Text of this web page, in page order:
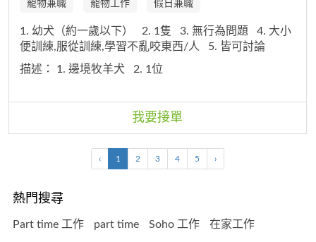
寵物兼職 寵物工作 假日兼職
1. 幼犬（約一歲以下） 2. 1隻 3. 無行為問題
4. 大小
便訓練,服從訓練,學習不亂咬東西/人
5. 皆可討論
描述： 1. 邊境牧羊犬 2. 1位
我要接單
‹ 1 2 3 4 5 ›
熱門搜尋
Part time 工作 part time Soho 工作 在家工作